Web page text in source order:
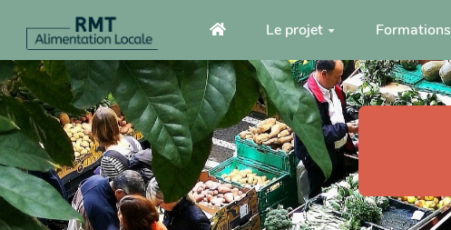
Aller au contenu principal Le projet Formations